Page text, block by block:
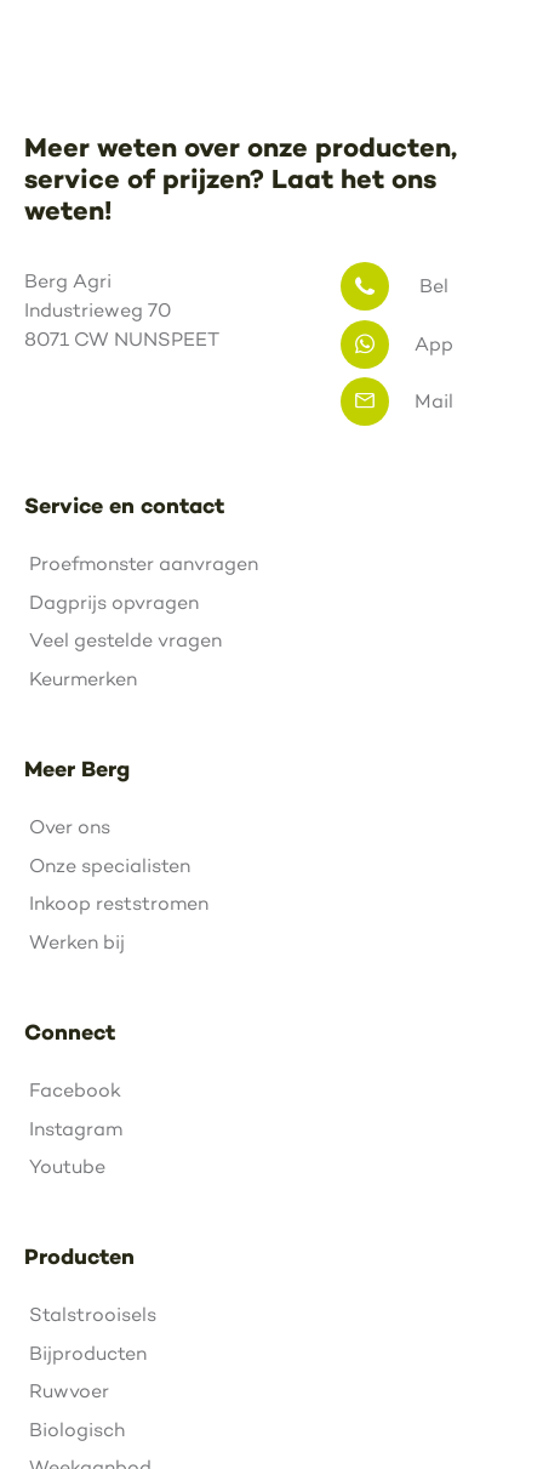
Service en contact
Proefmonster aanvragen
Dagprijs opvragen
Veel gestelde vragen
Keurmerken
Meer Berg
Over ons
Onze specialisten
Inkoop reststromen
Werken bij
Connect
Facebook
Instagram
Youtube
Producten
Stalstrooisels
Bijproducten
Ruwvoer
Biologisch
Meer weten over onze producten,
service of prijzen? Laat het ons
weten!
Berg Agri
Industrieweg 70
8071 CW NUNSPEET
Bel
App
Mail